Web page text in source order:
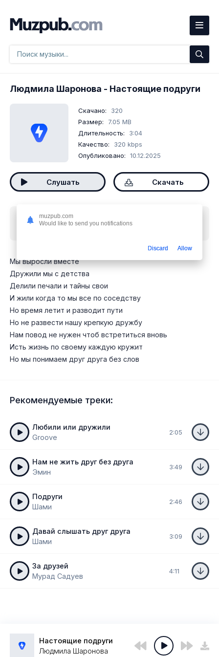
Людмила Шаронова - Настоящие подруги
Скачано:
320
Размер:
7.05 MB
Длительность:
3:04
Качество:
320 kbps
Опубликовано:
10.12.2025
Слушать Скачать
Скачать песню
mp3 бесплатно
Мы выросли вместе
Дружили мы с детства
Делили печали и тайны свои
И жили когда то мы все по соседству
Но время летит и разводит пути
Но не развести нашу крепкую дружбу
Нам повод не нужен чтоб встретиться вновь
Исть жизнь по своему каждую кружит
Но мы понимаем друг друга без слов
Рекомендуемые треки:
Любили или дружили
Groove
2:05
Нам не жить друг без друга
Эмин
3:49
Подруги
Шами
2:46
Давай слышать друг друга
Шами
3:09
За друзей
Мурад Садуев
4:11
Настоящие подруги
Людмила Шаронова
muzpub.com
Would like to send you notifications
Discard Allow